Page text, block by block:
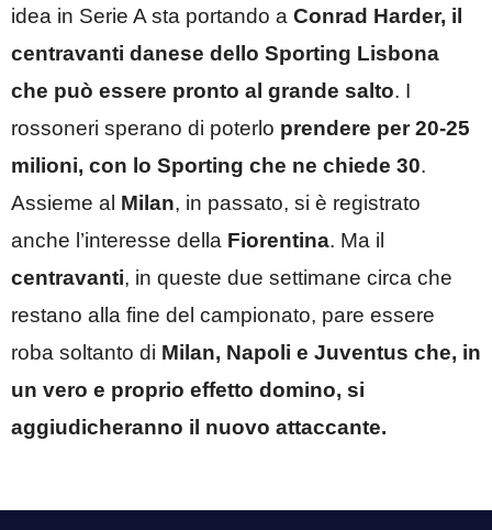
idea in Serie A sta portando a Conrad Harder, il
centravanti danese dello Sporting Lisbona
che può essere pronto al grande salto. I
rossoneri sperano di poterlo prendere per 20-25
milioni, con lo Sporting che ne chiede 30.
Assieme al Milan, in passato, si è registrato
anche l’interesse della Fiorentina. Ma il
centravanti, in queste due settimane circa che
restano alla fine del campionato, pare essere
roba soltanto di Milan, Napoli e Juventus che, in
un vero e proprio effetto domino, si
aggiudicheranno il nuovo attaccante.